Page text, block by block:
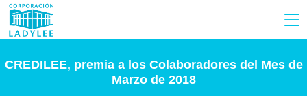
CREDILEE, premia a los Colaboradores del Mes de
Marzo de 2018